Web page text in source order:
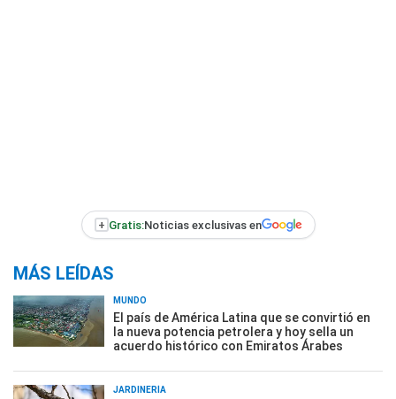
+ Gratis:Noticias exclusivas en
MÁS LEÍDAS
MUNDO
El país de América Latina que se convirtió en
la nueva potencia petrolera y hoy sella un
acuerdo histórico con Emiratos Árabes
JARDINERÍA